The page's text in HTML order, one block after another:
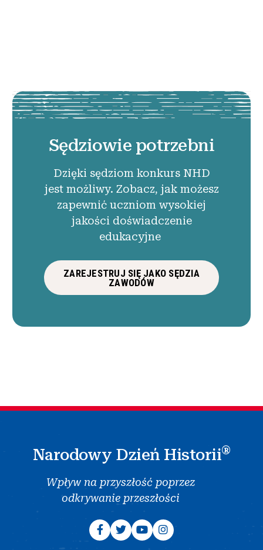
Sędziowie potrzebni
Dzięki sędziom konkurs NHD
jest możliwy. Zobacz, jak możesz
zapewnić uczniom wysokiej
jakości doświadczenie
edukacyjne
ZAREJESTRUJ SIĘ JAKO SĘDZIA
ZAWODÓW
Narodowy Dzień Historii®
Wpływ na przyszłość poprzez
odkrywanie przeszłości